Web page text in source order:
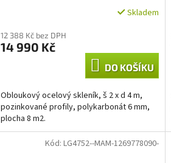
M
Skladem
12 388 Kč bez DPH
14 990 Kč
DO KOŠÍKU
Obloukový ocelový skleník, š 2 x d 4 m,
pozinkované profily, polykarbonát 6 mm,
plocha 8 m2.
Kód: LG4752--MAM-1269778090-